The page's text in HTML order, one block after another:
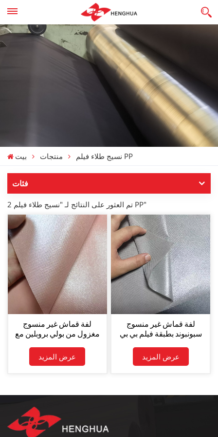
بيت منتجات نسيج طلاء فيلم PP
فئات
2 تم العثور على النتائج لـ "نسيج طلاء فيلم PP"
لفة قماش غير منسوج
مغزول من بولي بروبلين مع
م²
عرض المزيد
لفة قماش غير منسوج
سبونبوند بطبقة فيلم بي بي
عرض المزيد